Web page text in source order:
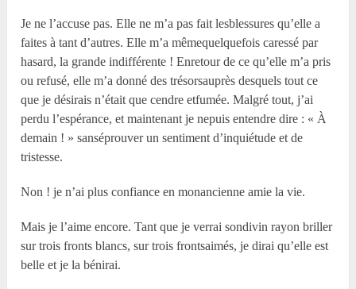
Je ne l’accuse pas. Elle ne m’a pas fait lesblessures qu’elle a
faites à tant d’autres. Elle m’a mêmequelquefois caressé par
hasard, la grande indifférente ! Enretour de ce qu’elle m’a pris
ou refusé, elle m’a donné des trésorsauprès desquels tout ce
que je désirais n’était que cendre etfumée. Malgré tout, j’ai
perdu l’espérance, et maintenant je nepuis entendre dire : « À
demain ! » sanséprouver un sentiment d’inquiétude et de
tristesse.
Non ! je n’ai plus confiance en monancienne amie la vie.
Mais je l’aime encore. Tant que je verrai sondivin rayon briller
sur trois fronts blancs, sur trois frontsaimés, je dirai qu’elle est
belle et je la bénirai.